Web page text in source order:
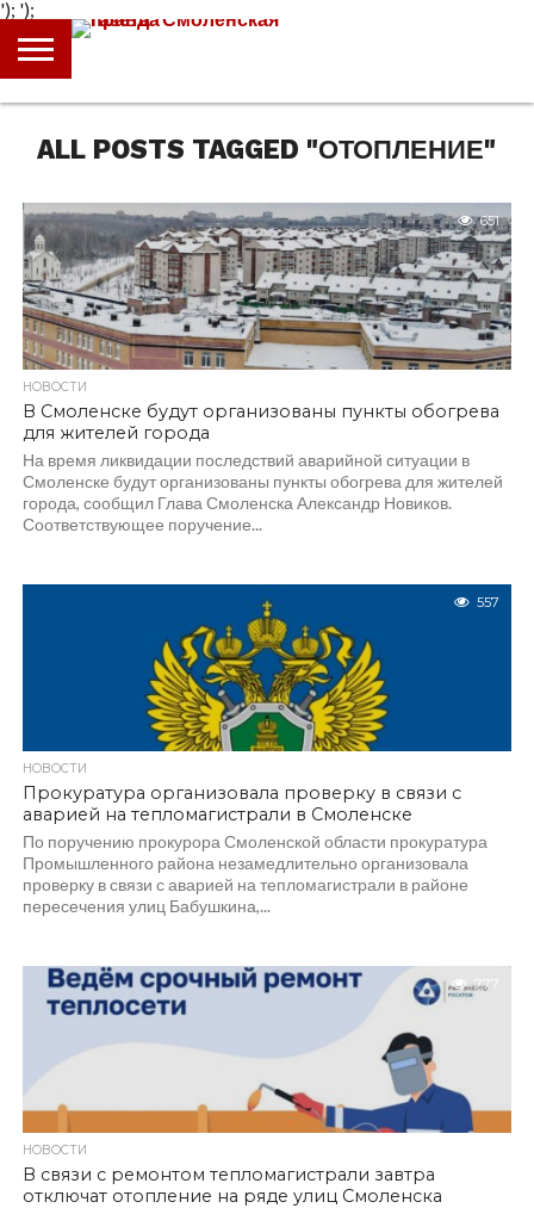
');
ГЛАВНАЯ
НОВОСТИ
ПРОИСШЕСТВИЯ
ПОЛИТИКА
КУЛЬТУРА
ЭКОНОМИКА
ОБЩЕСТВО
БЛОГИ
ALL POSTS TAGGED "ОТОПЛЕНИЕ"
651
НОВОСТИ
В Смоленске будут организованы пункты обогрева
для жителей города
На время ликвидации последствий аварийной ситуации в
Смоленске будут организованы пункты обогрева для жителей
города, сообщил Глава Смоленска Александр Новиков.
Соответствующее поручение...
557
НОВОСТИ
Прокуратура организовала проверку в связи с
аварией на тепломагистрали в Смоленске
По поручению прокурора Смоленской области прокуратура
Промышленного района незамедлительно организовала
проверку в связи с аварией на тепломагистрали в районе
пересечения улиц Бабушкина,...
777
НОВОСТИ
В связи с ремонтом тепломагистрали завтра
отключат отопление на ряде улиц Смоленска
');